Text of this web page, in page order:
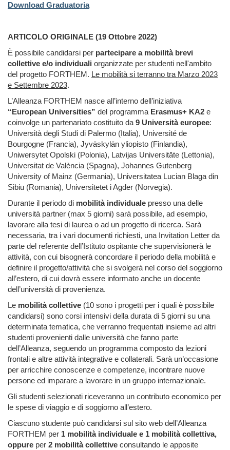
Download Graduatoria
ARTICOLO ORIGINALE (19 Ottobre 2022)
È possibile candidarsi per partecipare a mobilità brevi
collettive e/o individuali organizzate per studenti nell'ambito
del progetto FORTHEM. Le mobilità si terranno tra Marzo 2023
e Settembre 2023.
L’Alleanza FORTHEM nasce all’interno dell’iniziativa
“European Universities” del programma Erasmus+ KA2 e
coinvolge un partenariato costituito da9 Università europee:
Università degli Studi di Palermo (Italia), Université de
Bourgogne (Francia), Jyväskylän yliopisto (Finlandia),
Uniwersytet Opolski (Polonia), Latvijas Universitāte (Lettonia),
Universitat de València (Spagna), Johannes Gutenberg
University of Mainz (Germania), Universitatea Lucian Blaga din
Sibiu (Romania), Universitetet i Agder (Norvegia).
Durante il periodo di mobilità individuale presso una delle
università partner (max 5 giorni) sarà possibile, ad esempio,
lavorare alla tesi di laurea o ad un progetto di ricerca. Sarà
necessaria, tra i vari documenti richiesti, una Invitation Letter da
parte del referente dell’Istituto ospitante che supervisionerà le
attività, con cui bisognerà concordare il periodo della mobilità e
definire il progetto/attività che si svolgerà nel corso del soggiorno
all’estero, di cui dovrà essere informato anche un docente
dell’università di provenienza.
Le mobilità collettive (10 sono i progetti per i quali è possibile
candidarsi) sono corsi intensivi della durata di 5 giorni su una
determinata tematica, che verranno frequentati insieme ad altri
studenti provenienti dalle università che fanno parte
dell’Alleanza, seguendo un programma composto da lezioni
frontali e altre attività integrative e collaterali. Sarà un’occasione
per arricchire conoscenze e competenze, incontrare nuove
persone ed imparare a lavorare in un gruppo internazionale.
Gli studenti selezionati riceveranno un contributo economico per
le spese di viaggio e di soggiorno all’estero.
Ciascuno studente può candidarsi sul sito web dell’Alleanza
FORTHEM per 1 mobilità individuale e 1 mobilità collettiva,
oppure per 2 mobilità collettive consultando le apposite